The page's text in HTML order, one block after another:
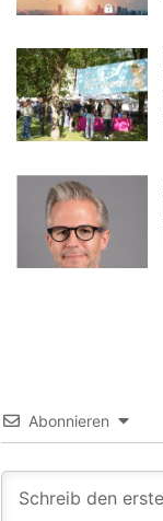
Abonnieren